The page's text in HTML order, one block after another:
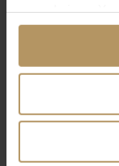
any time from
the Privacy
If you allow, we
slechts 2
aankoop? Bij
Merk
Afmetingen